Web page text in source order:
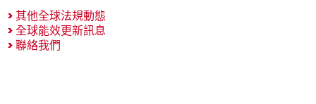
>其他全球法規動態
>全球能效更新訊息
>聯絡我們